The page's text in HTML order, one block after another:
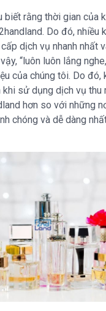
biết rằng thời gian của
Do đó, nhiều
dịch vụ nhanh nhất
“luôn luôn lắng
của chúng tôi. Do đó,
khi sử dụng dịch vụ thu
hơn so với những
chóng và dễ dàng